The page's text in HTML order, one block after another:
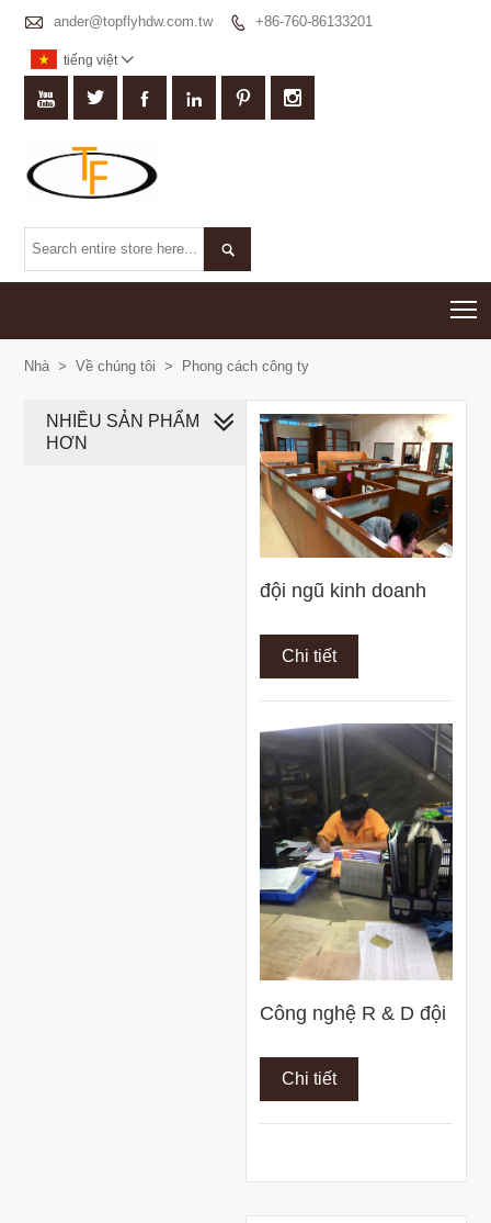
 ander@topflyhdw.com.tw  +86-760-86133201
tiếng việt 
     

Nhà > Về chúng tôi > Phong cách công ty
đội ngũ kinh doanh
Chi tiết
Công nghệ R & D đội
Chi tiết
NHIỀU SẢN PHẨM
HƠN